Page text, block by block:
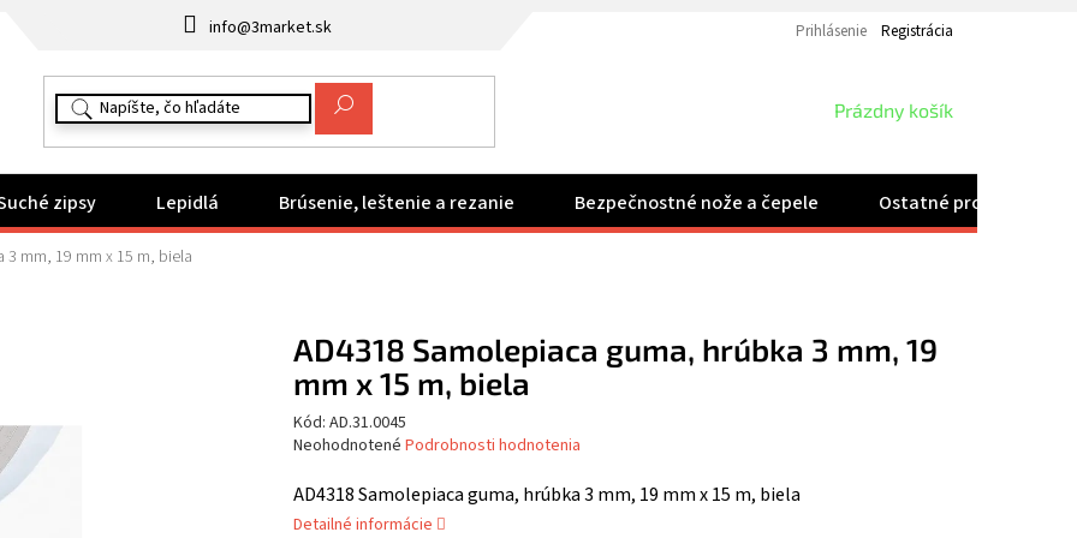
info@3market.sk Prihlásenie Registrácia
NÁKUPNÝ
Prázdny košík
zipsy Lepidlá Brúsenie, leštenie a rezanie Bezpečnostné nože a čepele Ostatné produkty
3 mm, 19 mm x 15 m, biela
AD4318 Samolepiaca guma, hrúbka 3 mm, 19 mm x 15 m, biela
Detailné informácie
AD4318 Samolepiaca guma, hrúbka 3 mm, 19
mm x 15 m, biela
Kód: AD.31.0045
Priemerné
produktu
je
Neohodnotené Podrobnosti hodnotenia